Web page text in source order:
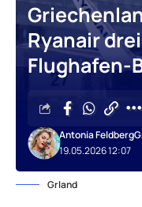
Ryanair
Flughafen-
19.05.2026 12:07
Antonia Feldberg
Grland